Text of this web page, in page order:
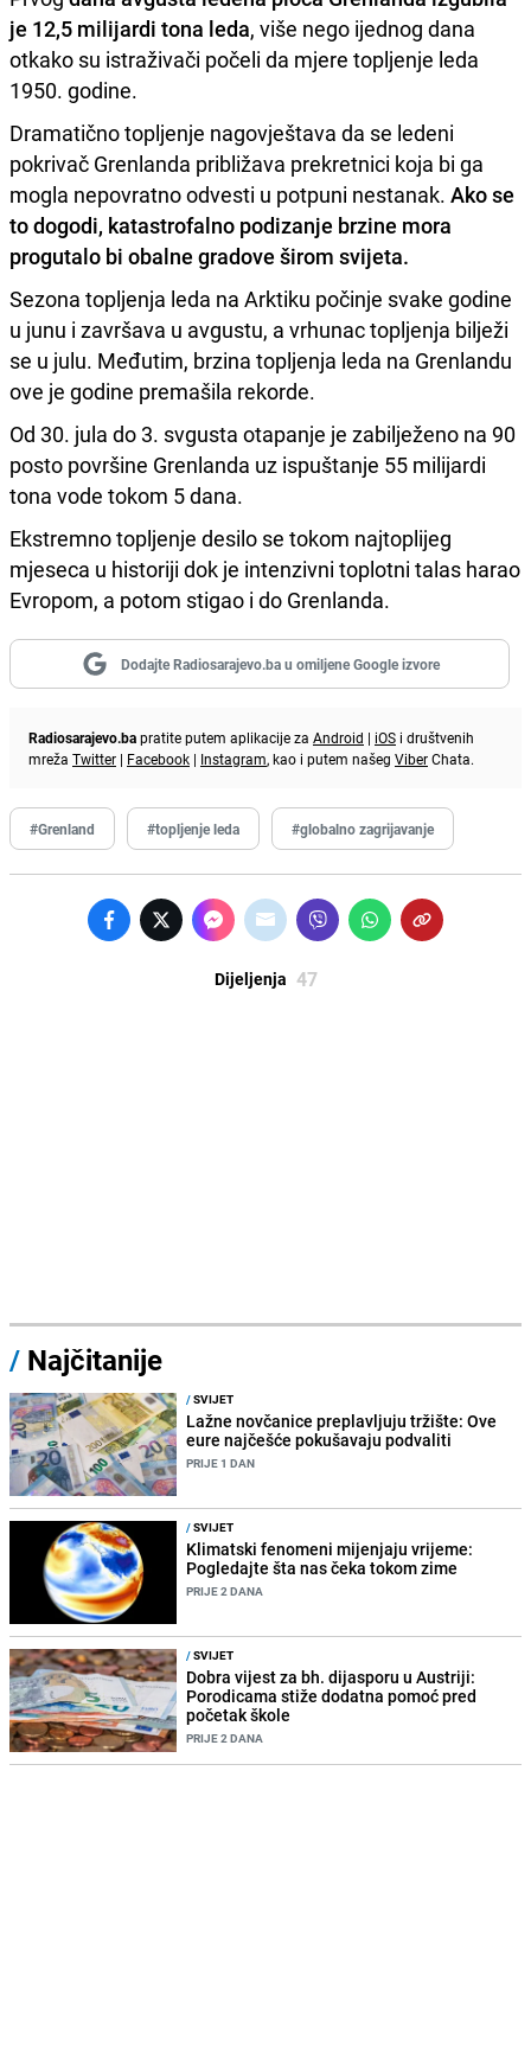
je 12,5 milijardi tona leda, više nego ijednog dana
otkako su istraživači počeli da mjere topljenje leda
1950. godine.
Dramatično topljenje nagovještava da se ledeni
pokrivač Grenlanda približava prekretnici koja bi ga
mogla nepovratno odvesti u potpuni nestanak. Ako se
to dogodi, katastrofalno podizanje brzine mora
progutalo bi obalne gradove širom svijeta.
Sezona topljenja leda na Arktiku počinje svake godine
u junu i završava u avgustu, a vrhunac topljenja bilježi
se u julu. Međutim, brzina topljenja leda na Grenlandu
ove je godine premašila rekorde.
Od 30. jula do 3. svgusta otapanje je zabilježeno na 90
posto površine Grenlanda uz ispuštanje 55 milijardi
tona vode tokom 5 dana.
Ekstremno topljenje desilo se tokom najtoplijeg
mjeseca u historiji dok je intenzivni toplotni talas harao
Evropom, a potom stigao i do Grenlanda.
Dodajte Radiosarajevo.ba u omiljene Google izvore
Radiosarajevo.bapratite putem aplikacije za Android | iOS i društvenih
mreža Twitter | Facebook | Instagram, kao i putem našeg ViberChata.
#Grenland #topljenje leda #globalno zagrijavanje
Dijeljenja 47
/ Najčitanije
/SVIJET
Lažne novčanice preplavljuju tržište: Ove
eure najčešće pokušavaju podvaliti
PRIJE 1 DAN
/SVIJET
Klimatski fenomeni mijenjaju vrijeme:
Pogledajte šta nas čeka tokom zime
PRIJE 2 DANA
/SVIJET
Dobra vijest za bh. dijasporu u Austriji:
Porodicama stiže dodatna pomoć pred
početak škole
PRIJE 2 DANA